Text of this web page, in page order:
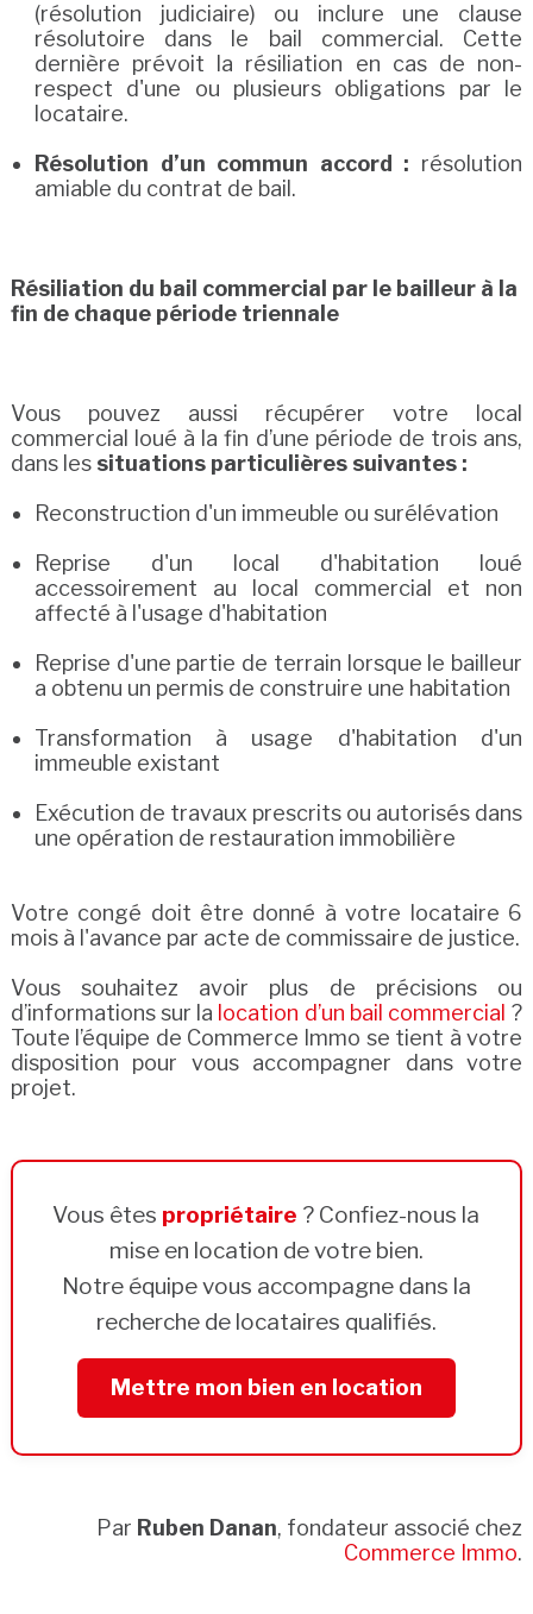
(résolution judiciaire) ou inclure une clause
résolutoire dans le bail commercial. Cette
dernière prévoit la résiliation en cas de non-
respect d'une ou plusieurs obligations par le
locataire.
Résolution d’un commun accord : résolution
amiable du contrat de bail.
Résiliation du bail commercial par le bailleur à la
fin de chaque période triennale
Vous pouvez aussi récupérer votre local
commercial loué à la fin d’une période de trois ans,
dans les situations particulières suivantes :
Reconstruction d'un immeuble ou surélévation
Reprise d'un local d'habitation loué
accessoirement au local commercial et non
affecté à l'usage d'habitation
Reprise d'une partie de terrain lorsque le bailleur
a obtenu un permis de construire une habitation
Transformation à usage d'habitation d'un
immeuble existant
Exécution de travaux prescrits ou autorisés dans
une opération de restauration immobilière
Votre congé doit être donné à votre locataire 6
mois à l'avance par acte de commissaire de justice.
Vous souhaitez avoir plus de précisions ou
d’informations sur la location d’un bail commercial ?
Toute l’équipe de Commerce Immo se tient à votre
disposition pour vous accompagner dans votre
projet.
Vous êtes propriétaire ? Confiez-nous la
mise en location de votre bien.
Notre équipe vous accompagne dans la
recherche de locataires qualifiés.
Mettre mon bien en location
Par Ruben Danan, fondateur associé chez
Commerce Immo.